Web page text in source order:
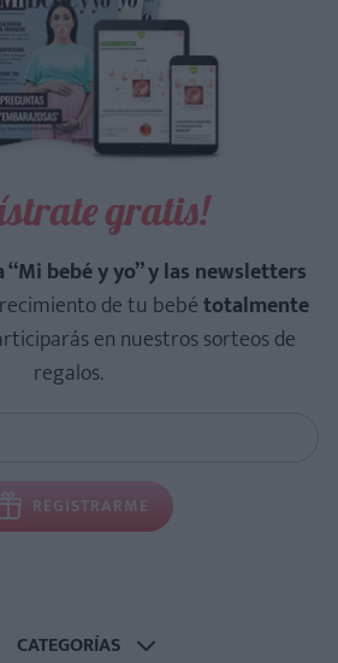
gratis!
bebé y yo” y las newsletters
de tu bebétotalmente
en nuestros sorteos de
regalos.
REGISTRARME
CATEGORÍAS